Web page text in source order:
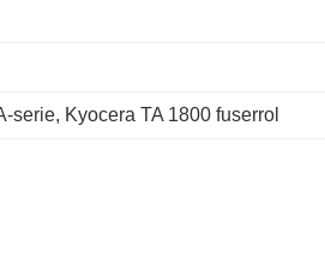
serie, Kyocera TA 1800 fuserrol